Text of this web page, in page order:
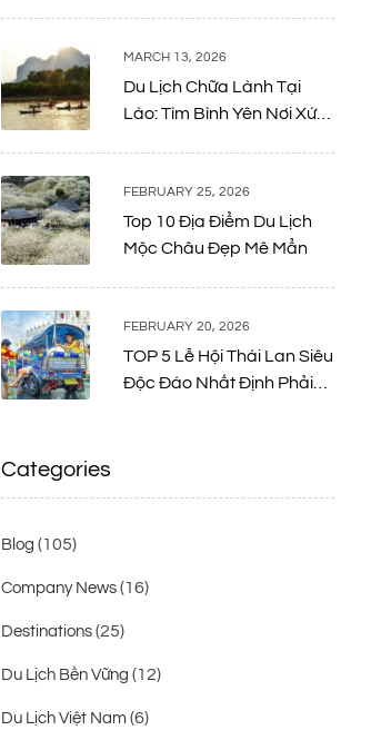
Và Di Sản
MARCH 13, 2026
Du Lịch Chữa Lành Tại
Lào: Tìm Bình Yên Nơi Xứ
FEBRUARY 25, 2026
Top 10 Địa Điểm Du Lịch
Mộc Châu Đẹp Mê Mẩn
FEBRUARY 20, 2026
TOP 5 Lễ Hội Thái Lan Siêu
Độc Đáo Nhất Định Phải
Categories
Blog (105)
Company News (16)
Destinations (25)
Du Lịch Bền Vững (12)
Du Lịch Việt Nam (6)